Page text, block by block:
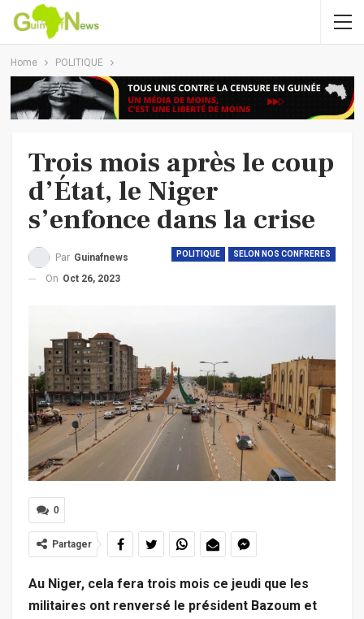
Home POLITIQUE
Trois mois après le coup
d’État, le Niger
s’enfonce dans la crise
POLITIQUE SELON NOS CONFRERES
Par Guinafnews
On Oct 26, 2023
0
Partager
Au Niger, cela fera trois mois ce jeudi que les
militaires ont renversé le président Bazoum et